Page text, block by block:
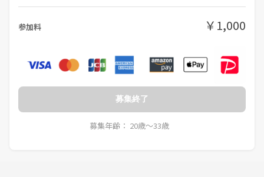
参加料 ￥1,000
募集終了
募集年齢： 20歳〜33歳